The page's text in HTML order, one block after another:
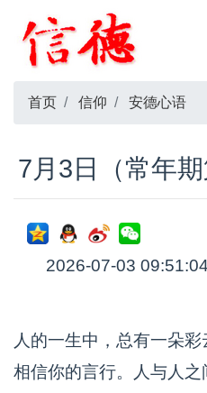
首页 信仰 安德心语
7月3日（常年期
2026-07-03 09:51:04
人的一生中，总有一朵
相信你的言行。人与人